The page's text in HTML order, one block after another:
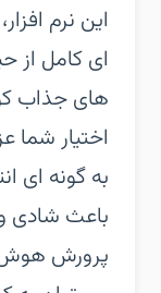
این نرم
ای کامل از
های جذاب
اختیار شما
به گونه ای
باعث شادی
پرورش هوش